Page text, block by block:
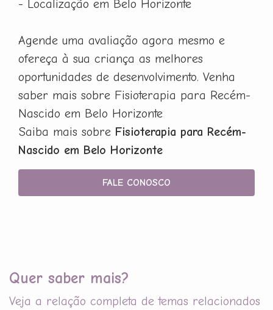
- Localização em Belo Horizonte
Agende uma avaliação agora mesmo e
ofereça à sua criança as melhores
oportunidades de desenvolvimento. Venha
saber mais sobre Fisioterapia para Recém-
Nascido em Belo Horizonte
Saiba mais sobre Fisioterapia para Recém-
Nascido em Belo Horizonte
FALE CONOSCO
Quer saber mais?
Veja a relação completa de temas relacionados